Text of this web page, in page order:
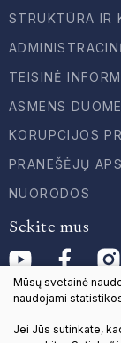
STRUKTŪRA IR
TEISINĖ
ASMENS
KORUPCIJOS
PRANEŠĖJŲ
NUORODOS
Sekite mus
© 2024 Visos
Mūsų svetainė
naudojami
Jei Jūs sutinkate,